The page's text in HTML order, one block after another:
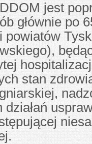
jest
głównie po
powiatów
stan